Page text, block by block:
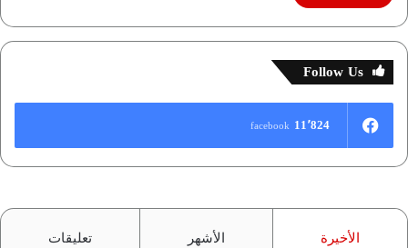
Follow Us
11٬824 facebook
الأخيرة الأشهر تعليقات